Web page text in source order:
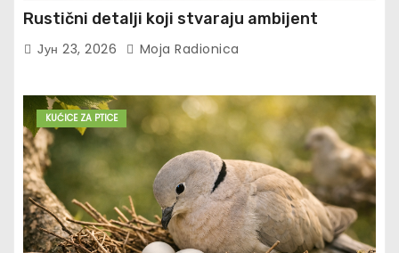
Rustični detalji koji stvaraju ambijent
Јун 23, 2026 Moja Radionica
KUĆICE ZA PTICE